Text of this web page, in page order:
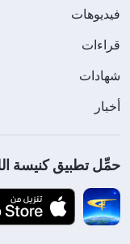
فيديوهات
قراءات
شهادات
أخبار
حمِّل تطبيق كنيسة